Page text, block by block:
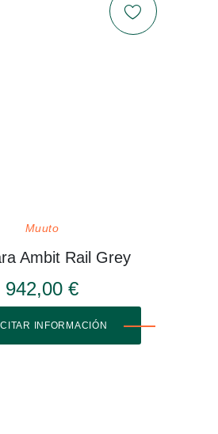
Muuto
Ambit Rail Grey
942,00 €
INFORMACIÓN